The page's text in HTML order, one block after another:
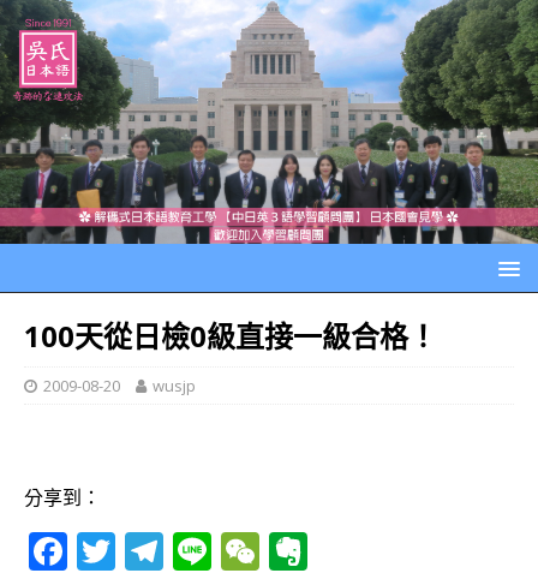
100天從日檢0級直接一級合格！
2009-08-20 wusjp
分享到：
F T T Li W